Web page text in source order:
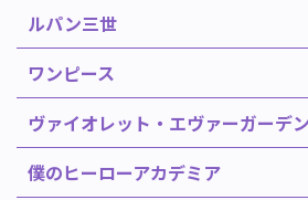
ルパン三世
ワンピース
ヴァイオレット・エヴァーガーデン
僕のヒーローアカデミア